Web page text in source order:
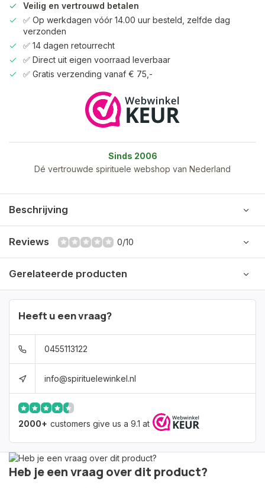
Veilig en vertrouwd betalen
✅ Op werkdagen vóór 14.00 uur besteld, zelfde dag
verzonden
✅ 14 dagen retourrecht
✅ Direct uit eigen voorraad leverbaar
✅ Gratis verzending vanaf € 75,-
Sinds 2006
Dé vertrouwde spirituele webshop van Nederland
Beschrijving
Reviews 0/10
Gerelateerde producten
Heeft u een vraag?
0455113122
info@spirituelewinkel.nl
2000+ customers give us a 9.1 at
Heb je een vraag over dit product?